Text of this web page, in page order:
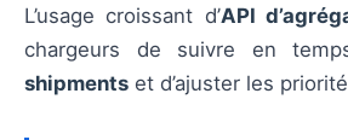
L’usage croissant d’API
chargeurs de suivre en
shipments et d’ajuster les